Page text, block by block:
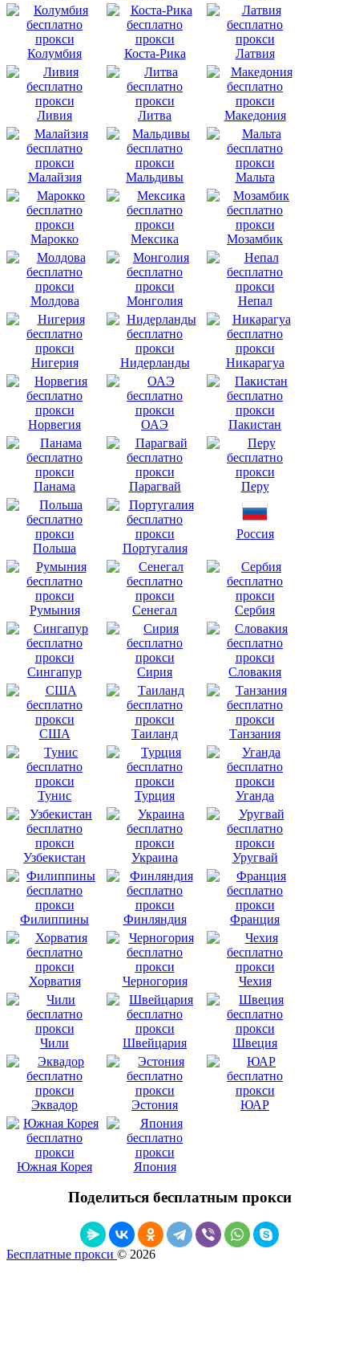
Колумбия Коста-Рика Латвия
Ливия Литва Македония
Малайзия Мальдивы Мальта
Марокко Мексика Мозамбик
Молдова Монголия Непал
Нигерия Нидерланды Никарагуа
Норвегия ОАЭ Пакистан
Панама Парагвай Перу
Польша Португалия
Россия
Румыния Сенегал Сербия
Сингапур Сирия Словакия
США Таиланд Танзания
Тунис Турция Уганда
Узбекистан Украина Уругвай
Филиппины Финляндия Франция
Хорватия Черногория Чехия
Чили Швейцария Швеция
Эквадор Эстония ЮАР
Южная Корея Япония
Поделиться бесплатным прокси
Бесплатные прокси © 2026